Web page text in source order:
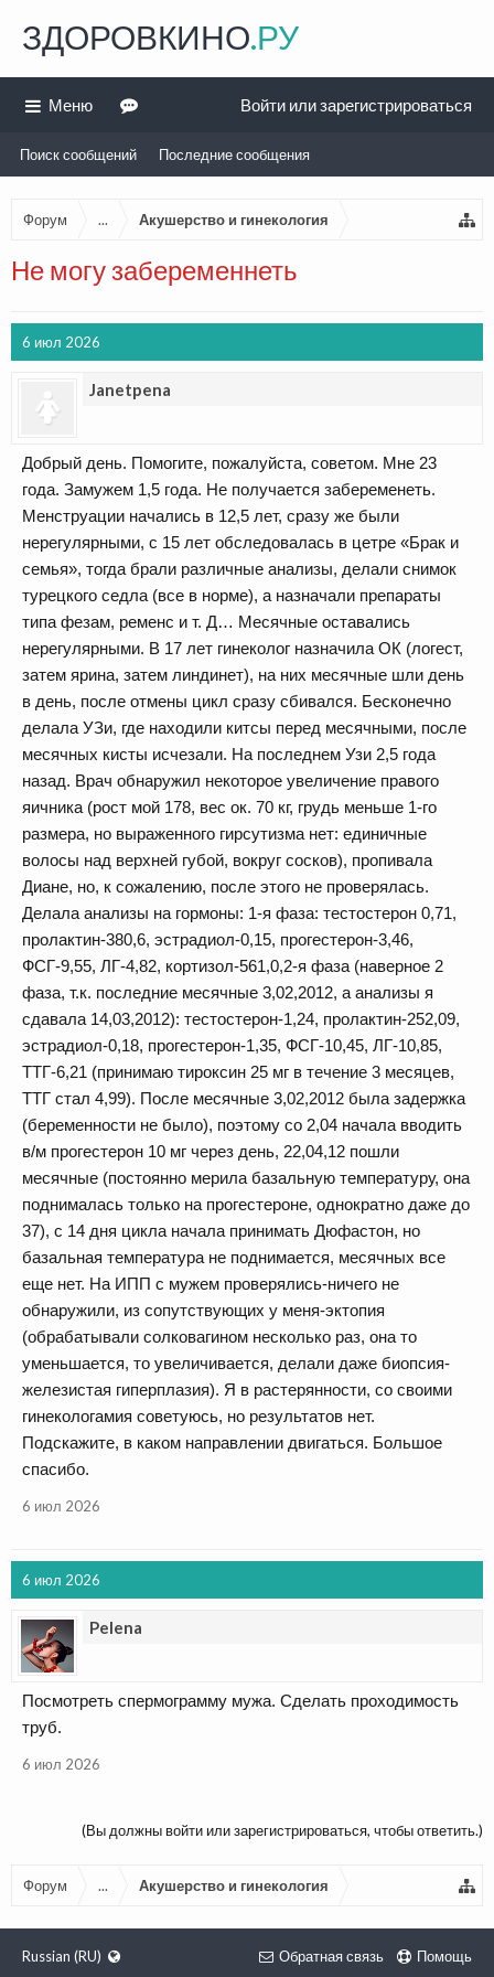
Форум ... Акушерство и гинекология
Не могу забеременнеть
6 июл 2026
Janetpena
Добрый день. Помогите, пожалуйста, советом. Мне 23
года. Замужем 1,5 года. Не получается забеременеть.
Менструации начались в 12,5 лет, сразу же были
нерегулярными, с 15 лет обследовалась в цетре «Брак и
семья», тогда брали различные анализы, делали снимок
турецкого седла (все в норме), а назначали препараты
типа фезам, ременс и т. Д… Месячные оставались
нерегулярными. В 17 лет гинеколог назначила ОК (логест,
затем ярина, затем линдинет), на них месячные шли день
в день, после отмены цикл сразу сбивался. Бесконечно
делала УЗи, где находили китсы перед месячными, после
месячных кисты исчезали. На последнем Узи 2,5 года
назад. Врач обнаружил некоторое увеличение правого
яичника (рост мой 178, вес ок. 70 кг, грудь меньше 1-го
размера, но выраженного гирсутизма нет: единичные
волосы над верхней губой, вокруг сосков), пропивала
Диане, но, к сожалению, после этого не проверялась.
Делала анализы на гормоны: 1-я фаза: тестостерон 0,71,
пролактин-380,6, эстрадиол-0,15, прогестерон-3,46,
ФСГ-9,55, ЛГ-4,82, кортизол-561,0,2-я фаза (наверное 2
фаза, т.к. последние месячные 3,02,2012, а анализы я
сдавала 14,03,2012): тестостерон-1,24, пролактин-252,09,
эстрадиол-0,18, прогестерон-1,35, ФСГ-10,45, ЛГ-10,85,
ТТГ-6,21 (принимаю тироксин 25 мг в течение 3 месяцев,
ТТГ стал 4,99). После месячные 3,02,2012 была задержка
(беременности не было), поэтому со 2,04 начала вводить
в/м прогестерон 10 мг через день, 22,04,12 пошли
месячные (постоянно мерила базальную температуру, она
поднималась только на прогестероне, однократно даже до
37), с 14 дня цикла начала принимать Дюфастон, но
базальная температура не поднимается, месячных все
еще нет. На ИПП с мужем проверялись-ничего не
обнаружили, из сопутствующих у меня-эктопия
(обрабатывали солковагином несколько раз, она то
уменьшается, то увеличивается, делали даже биопсия-
железистая гиперплазия). Я в растерянности, со своими
гинекологамия советуюсь, но результатов нет.
Подскажите, в каком направлении двигаться. Большое
спасибо.
6 июл 2026
6 июл 2026
Pelena
Посмотреть спермограмму мужа. Сделать проходимость
труб.
6 июл 2026
(Вы должны войти или зарегистрироваться, чтобы ответить.)
Форум ... Акушерство и гинекология
ЗДОРОВКИНО.РУ
Меню
Поиск сообщений Последние сообщения
Войти или зарегистрироваться
Russian (RU) Обратная связь Помощь